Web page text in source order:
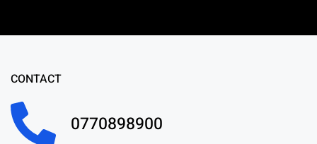
CONTACT
0770898900